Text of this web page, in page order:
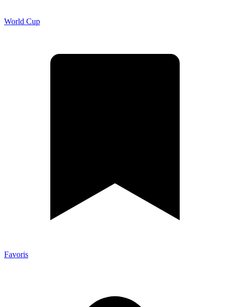
World Cup
Favoris